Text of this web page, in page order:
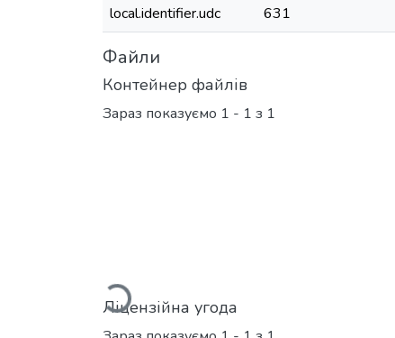
local.identifier.udc
631
Файли
Контейнер файлів
Зараз показуємо 1 - 1 з 1
Вантажиться...
Ліцензійна угода